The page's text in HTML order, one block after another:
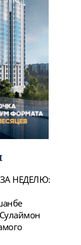
НЕДЕЛЮ: